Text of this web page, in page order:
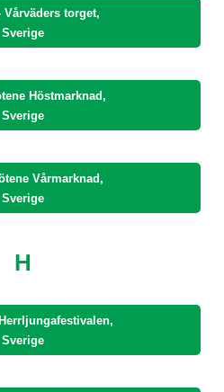
Vårväders torget,
Sverige
Höstmarknad,
Sverige
Vårmarknad,
Sverige
H
Sverige